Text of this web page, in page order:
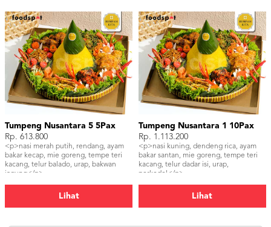
Tumpeng Nusantara 5 5Pax
Rp. 613.800
<p>nasi merah putih, rendang, ayam
bakar kecap, mie goreng, tempe teri
kacang, telur balado, urap, bakwan
jagung</p>
Lihat
Tumpeng Nusantara 1 10Pax
Rp. 1.113.200
<p>nasi kuning, dendeng rica, ayam
bakar santan, mie goreng, tempe teri
kacang, telur dadar isi, urap,
perkedel</p>
Lihat